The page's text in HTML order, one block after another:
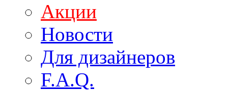
Акции
Новости
Для дизайнеров
F.A.Q.